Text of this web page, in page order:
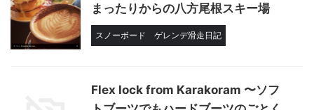
まったりからの八方尾根スキー場
スノーボード ゲレンデ滑走日記
Flex lock from Karakoram 〜ソフ